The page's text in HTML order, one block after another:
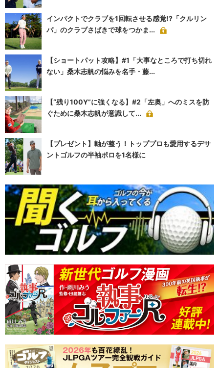
インパクトでクラブを1回転させる感覚!?「クルリン
パ」のクラブさばきで球をつかま...
【ショートパット攻略】#1「大事なところで打ち切れ
ない」桑木志帆の悩みを名手・藤...
【“残り100Y”に強くなる】#2「左奥」へのミスを防
ぐために桑木志帆が意識して...
【プレゼント】軸が整う！トッププロも愛用するデサ
ントゴルフの半袖ポロを1名様に